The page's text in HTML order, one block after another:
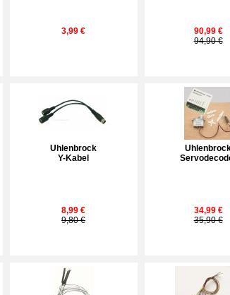
3,99 €
90,99 €
94,90 €
Uhlenbrock
Y-Kabel
8,99 €
9,80 €
34,99 €
35,90 €